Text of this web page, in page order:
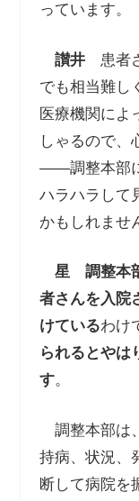
っています。
讃井患者さ
でも相当難し
医療機関によ
しゃるので、
――調整本部
ハラハラして
かもしれませ
星
調整本
者さんを入院
けているわけ
られるとやは
す。
調整本部は
持病、状況、
断して病院を